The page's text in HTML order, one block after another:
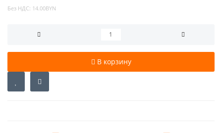
Без НДС: 14.00BYN
В корзину